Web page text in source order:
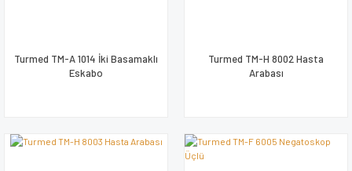
Turmed TM-A 1014 İki Basamaklı
Eskabo
Turmed TM-H 8002 Hasta
Arabası